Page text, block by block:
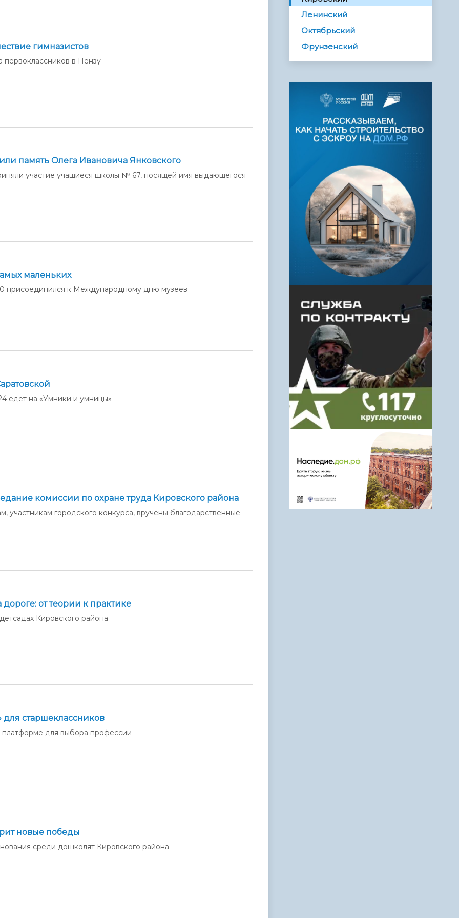
гимназистов
в Пензу
память Олега Ивановича Янковского
участие учащиеся школы № 67, носящей имя выдающегося
маленьких
присоединился к Международному дню музеев
едет на «Умники и умницы»
комиссии по охране труда Кировского района
участникам городского конкурса, вручены благодарственные
дороге: от теории к практике
Кировского района
для старшеклассников
платформе для выбора профессии
новые победы
среди дошколят Кировского района
Ленинский
Октябрьский
Фрунзенский